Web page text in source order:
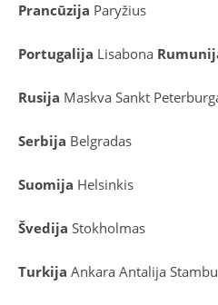
Prancūzija Paryžius
Portugalija Lisabona
Rusija Maskva Sankt
Serbija Belgradas
Suomija Helsinkis
Švedija Stokholmas
Turkija Ankara Antalija